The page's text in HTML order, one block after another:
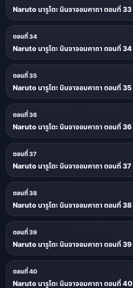
Naruto นารูโตะ นินจาจอมคาถา ตอนที่ 33
ตอนที่ 34
Naruto นารูโตะ นินจาจอมคาถา ตอนที่ 34
ตอนที่ 35
Naruto นารูโตะ นินจาจอมคาถา ตอนที่ 35
ตอนที่ 36
Naruto นารูโตะ นินจาจอมคาถา ตอนที่ 36
ตอนที่ 37
Naruto นารูโตะ นินจาจอมคาถา ตอนที่ 37
ตอนที่ 38
Naruto นารูโตะ นินจาจอมคาถา ตอนที่ 38
ตอนที่ 39
Naruto นารูโตะ นินจาจอมคาถา ตอนที่ 39
ตอนที่ 40
Naruto นารูโตะ นินจาจอมคาถา ตอนที่ 40